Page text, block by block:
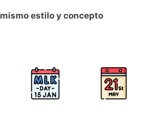
estilo y concepto